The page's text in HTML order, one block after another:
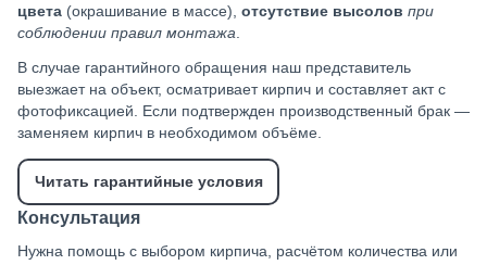
цвета (окрашивание в массе), отсутствие высолов при
соблюдении правил монтажа
В случае гарантийного обращения наш представитель
выезжает на объект, осматривает кирпич и составляет акт с
фотофиксацией. Если подтвержден производственный брак —
заменяем кирпич в необходимом объёме.
Читать гарантийные условия
Консультация
Нужна помощь с выбором кирпича, расчётом количества или